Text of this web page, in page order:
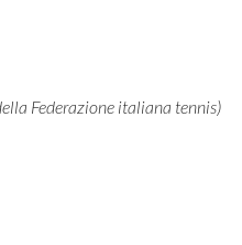
Federazione italiana tennis)